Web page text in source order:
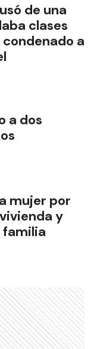
de una
clases
a
a dos
mujer por
y
familia